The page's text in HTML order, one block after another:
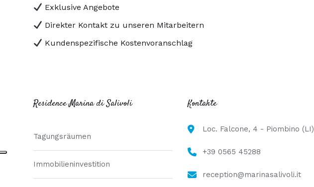
Exklusive Angebote
Direkter Kontakt zu unseren Mitarbeitern
Kundenspezifische Kostenvoranschlag
Residence Marina di Salivoli
Tagungsräumen
Immobilieninvestition
Kontakte
Loc. Falcone, 4 - Piombino (LI)
+39 0565 45288
reception@marinasalivoli.it